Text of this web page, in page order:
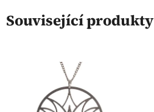
Související produkty